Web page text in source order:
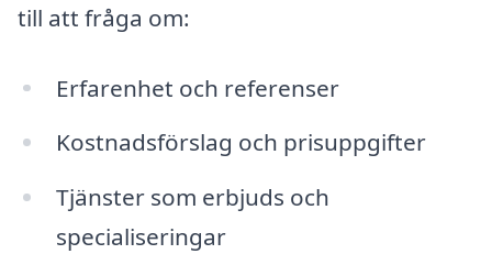
till att fråga om:
Erfarenhet och referenser
Kostnadsförslag och prisuppgifter
Tjänster som erbjuds och
specialiseringar